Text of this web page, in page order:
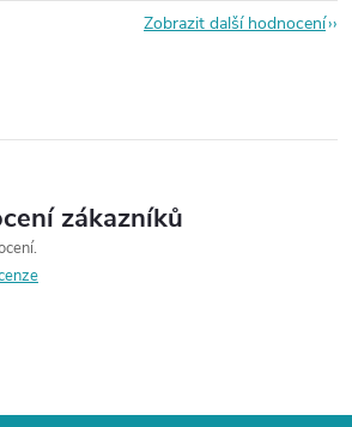
Zobrazit další hodnocení
zákazníků